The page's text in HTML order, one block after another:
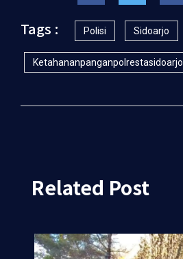
Tags :
Polisi Sidoarjo
Ketahananpanganpolrestasidoarjo
Related Post